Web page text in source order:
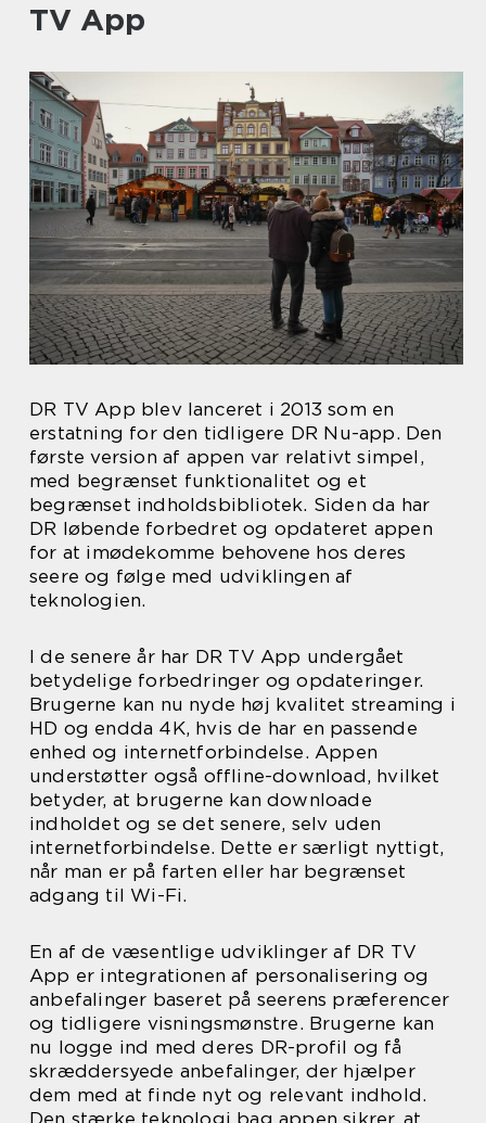
TV App
DR TV App blev lanceret i 2013 som en
erstatning for den tidligere DR Nu-app. Den
første version af appen var relativt simpel,
med begrænset funktionalitet og et
begrænset indholdsbibliotek. Siden da har
DR løbende forbedret og opdateret appen
for at imødekomme behovene hos deres
seere og følge med udviklingen af
teknologien.
I de senere år har DR TV App undergået
betydelige forbedringer og opdateringer.
Brugerne kan nu nyde høj kvalitet streaming i
HD og endda 4K, hvis de har en passende
enhed og internetforbindelse. Appen
understøtter også offline-download, hvilket
betyder, at brugerne kan downloade
indholdet og se det senere, selv uden
internetforbindelse. Dette er særligt nyttigt,
når man er på farten eller har begrænset
adgang til Wi-Fi.
En af de væsentlige udviklinger af DR TV
App er integrationen af personalisering og
anbefalinger baseret på seerens præferencer
og tidligere visningsmønstre. Brugerne kan
nu logge ind med deres DR-profil og få
skræddersyede anbefalinger, der hjælper
dem med at finde nyt og relevant indhold.
Den stærke teknologi bag appen sikrer, at